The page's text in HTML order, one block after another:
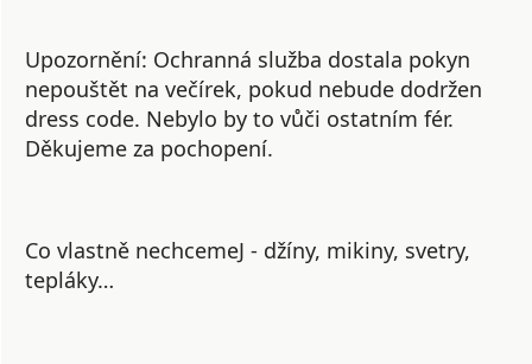
Upozornění: Ochranná služba dostala pokyn
nepouštět na večírek, pokud nebude dodržen
dress code. Nebylo by to vůči ostatním fér.
Děkujeme za pochopení.
Co vlastně nechcemeJ - džíny, mikiny, svetry,
tepláky…